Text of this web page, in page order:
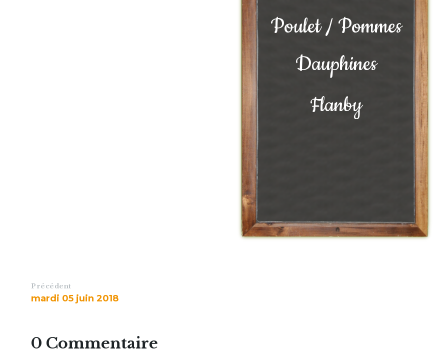
Poulet / Pommes
Dauphines
Flanby
Précédent
mardi 05 juin 2018
0 Commentaire